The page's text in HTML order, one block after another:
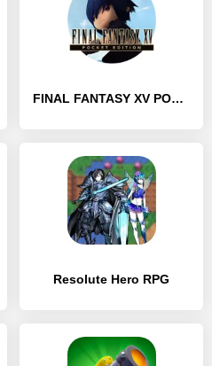
FINAL FANTASY XV POCKET EDITION
Resolute Hero RPG